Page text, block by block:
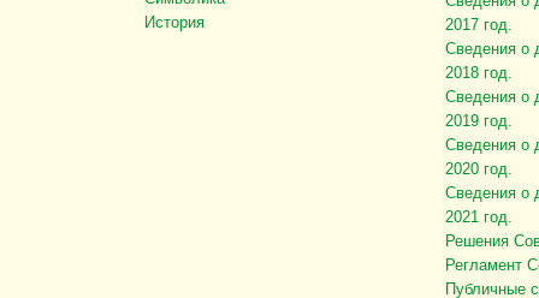
История
2017 год.
Сведения о
2018 год.
Сведения о
2019 год.
Сведения о
2020 год.
Сведения о
2021 год.
Решения
Регламент
Публичные